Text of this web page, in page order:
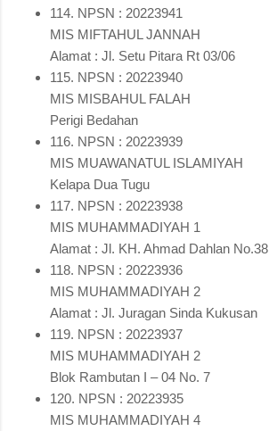
114. NPSN : 20223941
MIS MIFTAHUL JANNAH
Alamat : Jl. Setu Pitara Rt 03/06
115. NPSN : 20223940
MIS MISBAHUL FALAH
Perigi Bedahan
116. NPSN : 20223939
MIS MUAWANATUL ISLAMIYAH
Kelapa Dua Tugu
117. NPSN : 20223938
MIS MUHAMMADIYAH 1
Alamat : Jl. KH. Ahmad Dahlan No.38
118. NPSN : 20223936
MIS MUHAMMADIYAH 2
Alamat : Jl. Juragan Sinda Kukusan
119. NPSN : 20223937
MIS MUHAMMADIYAH 2
Blok Rambutan I – 04 No. 7
120. NPSN : 20223935
MIS MUHAMMADIYAH 4